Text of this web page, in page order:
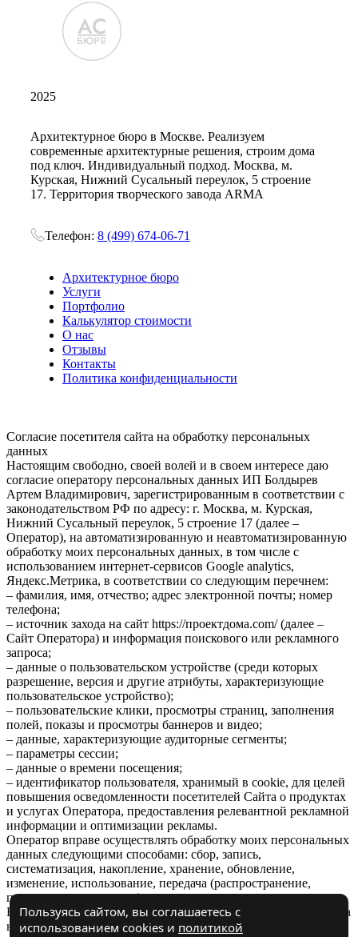
2025
Архитектурное бюро в Москве. Реализуем
современные архитектурные решения, строим дома
под ключ. Индивидуальный подход. Москва, м.
Курская, Нижний Сусальный переулок, 5 строение
17. Территория творческого завода ARMA
Телефон: 8 (499) 674-06-71
Архитектурное бюро
Услуги
Портфолио
Калькулятор стоимости
О нас
Отзывы
Контакты
Политика конфиденциальности
Согласие посетителя сайта на обработку персональных
данных
Настоящим свободно, своей волей и в своем интересе даю
согласие оператору персональных данных ИП Болдырев
Артем Владимирович, зарегистрированным в соответствии с
законодательством РФ по адресу: г. Москва, м. Курская,
Нижний Сусальный переулок, 5 строение 17 (далее –
Оператор), на автоматизированную и неавтоматизированную
обработку моих персональных данных, в том числе с
использованием интернет-сервисов Google analytics,
Яндекс.Метрика, в соответствии со следующим перечнем:
– фамилия, имя, отчество; адрес электронной почты; номер
телефона;
– источник захода на сайт https://проектдома.com/ (далее –
Сайт Оператора) и информация поискового или рекламного
запроса;
– данные о пользовательском устройстве (среди которых
разрешение, версия и другие атрибуты, характеризующие
пользовательское устройство);
– пользовательские клики, просмотры страниц, заполнения
полей, показы и просмотры баннеров и видео;
– данные, характеризующие аудиторные сегменты;
– параметры сессии;
– данные о времени посещения;
– идентификатор пользователя, хранимый в cookie, для целей
повышения осведомленности посетителей Сайта о продуктах
и услугах Оператора, предоставления релевантной рекламной
информации и оптимизации рекламы.
Оператор вправе осуществлять обработку моих персональных
данных следующими способами: сбор, запись,
систематизация, накопление, хранение, обновление,
изменение, использование, передача (распространение,
предоставление, доступ).
Настоящее согласие вступает в силу с момента моего перехода
на Сайт Оператора и действует в течение 3 лет, либо до
Пользуясь сайтом, вы соглашаетесь с
использованием cookies и политикой